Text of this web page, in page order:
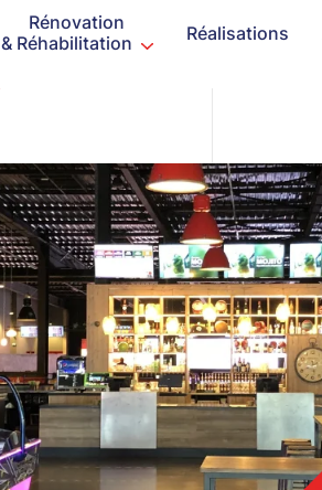
Rénovation
& Réhabilitation
Réalisations